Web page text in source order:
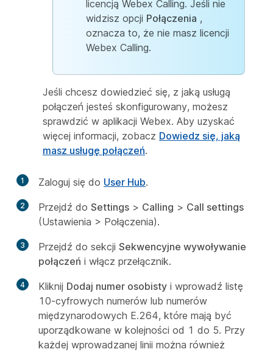
licencją Webex Calling. Jeśli nie
widzisz opcji Połączenia ,
oznacza to, że nie masz licencji
Webex Calling.
Jeśli chcesz dowiedzieć się, z jaką usługą
połączeń jesteś skonfigurowany, możesz
sprawdzić w aplikacji Webex. Aby uzyskać
więcej informacji, zobacz Dowiedz się, jaką
masz usługę połączeń.
1 Zaloguj się do User Hub.
2 Przejdź do Settings > Calling > Call settings
(Ustawienia > Połączenia).
3 Przejdź do sekcji Sekwencyjne wywoływanie
połączeń i włącz przełącznik.
4 Kliknij Dodaj numer osobisty i wprowadź listę
10-cyfrowych numerów lub numerów
międzynarodowych E.264, które mają być
uporządkowane w kolejności od 1 do 5. Przy
każdej wprowadzanej linii można również